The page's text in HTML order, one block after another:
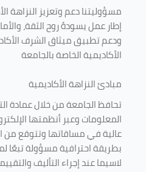
مسؤوليتنا دعم وتعزيز النزاهة
إطار عمل يسودهُ روح الثقة،
ودعم تطبيق ميثاق الشرف
الأكاديمية الخاصة بالجامعة
مبادئ النزاهة الأكاديمية
تحافظ الجامعة من خلال عمادة
المعلومات وعبر أنظمتها
عالية في مساقاتها وتتوقع من
بطريقة احترافية مسؤولة تبعًا
لاسيما عند إجراء التأليف